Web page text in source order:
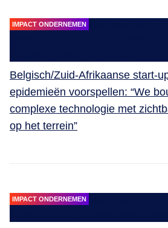
IMPACT ONDERNEMEN
Belgisch/Zuid-Afrikaanse start-
epidemieën voorspellen: “We
complexe technologie met
op het terrein”
IMPACT ONDERNEMEN